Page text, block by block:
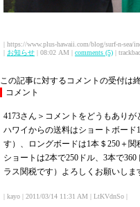
| https://www.plus-hawaii.com/blog/surf-n-sea/
| お知らせ | 08:02 AM | comments (5) |
この記事に対するコメントの受付は
コメント
4173さん＞コメントをどうもありが
ハワイからの送料はショートボー
す）、ロングボードは1本＄250＋関
ショートは2本で250ドル、3本で
ラス関税です）よろしくお願いしま
| kayo | 2011/03/14 11:31 AM | LtKVdnSo |